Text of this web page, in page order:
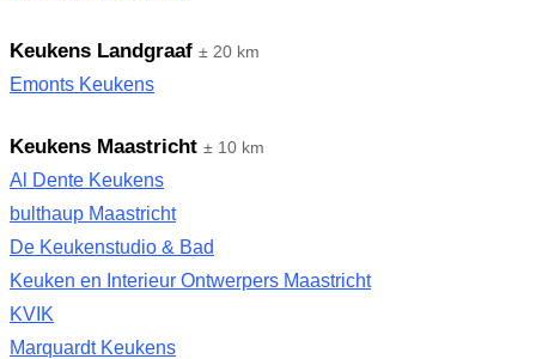
Keukens Landgraaf ± 20 km
Emonts Keukens
Keukens Maastricht ± 10 km
Al Dente Keukens
bulthaup Maastricht
De Keukenstudio & Bad
Keuken en Interieur Ontwerpers Maastricht
KVIK
Marquardt Keukens